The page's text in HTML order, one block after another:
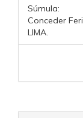
Súmula:
Conceder
LIMA.